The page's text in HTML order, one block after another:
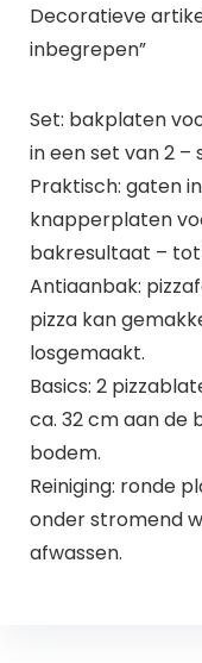
Decoratieve
inbegrepen”
Set: bakplaten
in een set van 2 –
Praktisch: gaten
knapperplaten
bakresultaat –
Antiaanbak:
pizza kan
losgemaakt.
Basics: 2
ca. 32 cm aan de
bodem.
Reiniging: ronde
onder stromend
afwassen.